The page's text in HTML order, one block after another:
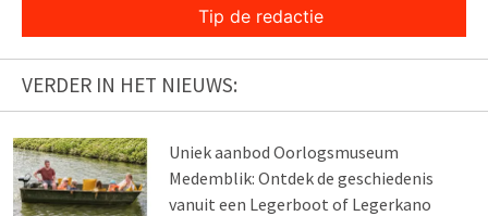
Tip de redactie
VERDER IN HET NIEUWS:
Uniek aanbod Oorlogsmuseum
Medemblik: Ontdek de geschiedenis
vanuit een Legerboot of Legerkano